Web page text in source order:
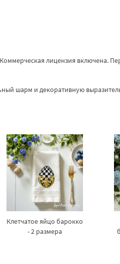
лицензия включена.
шарм и декоративную
Клетчатое яйцо барокко
- 2 размера